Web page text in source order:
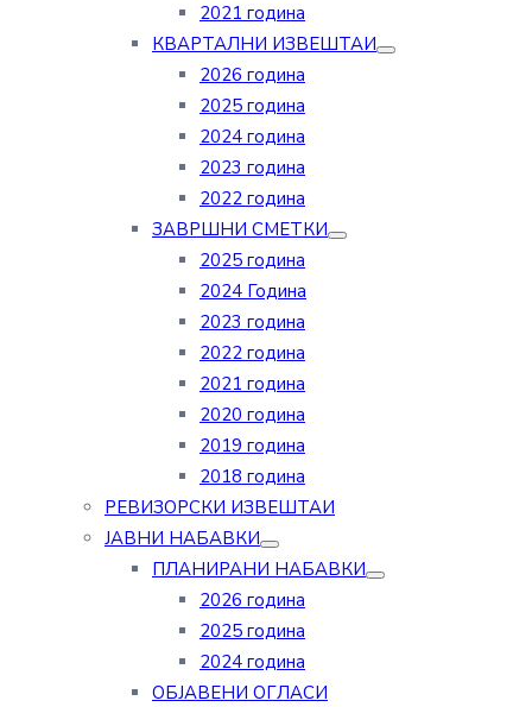
2021 година
КВАРТАЛНИ ИЗВЕШТАИ
2026 година
2025 година
2024 година
2023 година
2022 година
ЗАВРШНИ СМЕТКИ
2025 година
2024 Година
2023 година
2022 година
2021 година
2020 година
2019 година
2018 година
РЕВИЗОРСКИ ИЗВЕШТАИ
ЈАВНИ НАБАВКИ
ПЛАНИРАНИ НАБАВКИ
2026 година
2025 година
2024 година
ОБЈАВЕНИ ОГЛАСИ